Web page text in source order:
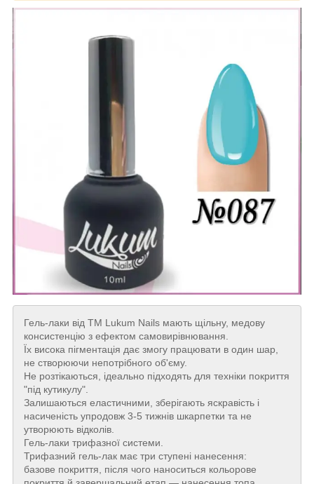
Гель-лаки від ТМ Lukum Nails мають щільну, медову
консистенцію з ефектом самовирівнювання.
Їх висока пігментація дає змогу працювати в один шар,
не створюючи непотрібного об'єму.
Не розтікаються, ідеально підходять для техніки покриття
"під кутикулу".
Залишаються еластичними, зберігають яскравість і
насиченість упродовж 3-5 тижнів шкарпетки та не
утворюють відколів.
Гель-лаки трифазної системи.
Трифазний гель-лак має три ступені нанесення:
базове покриття, після чого наноситься кольорове